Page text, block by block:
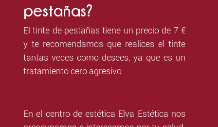
pestañas?
El tinte de pestañas tiene un precio de 7 €
y te recomendamos que realices el tinte
tantas veces como desees, ya que es un
tratamiento cero agresivo.
En el centro de estética Elva Estética nos